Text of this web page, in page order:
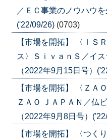
／ＥＣ事業のノウハウ
('22/09/26) (0703)
【市場を開拓】 〈ＩＳ
ス〉ＳｉｖａｎＳ／イ
（2022年9月15日号）
【市場を開拓】 〈ＺＡ
ＺＡＯ ＪＡＰＡＮ／仏
（2022年9月8日号）
【市場を開拓】 〈つく